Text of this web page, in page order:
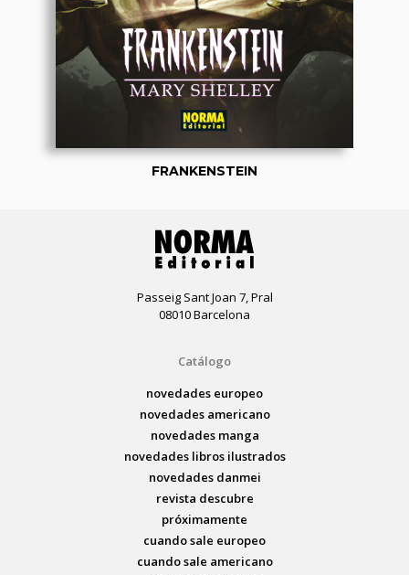
FRANKENSTEIN
Passeig Sant Joan 7, Pral
08010 Barcelona
Catálogo
novedades europeo
novedades americano
novedades manga
novedades libros ilustrados
novedades danmei
revista descubre
próximamente
cuando sale europeo
cuando sale americano